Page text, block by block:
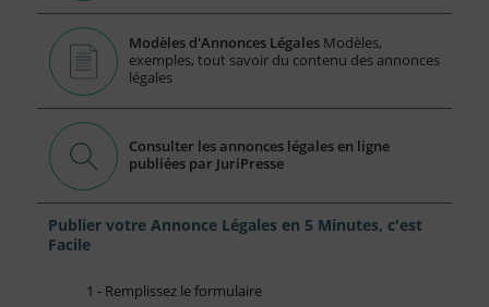
Modèles d'Annonces Légales Modèles,
exemples, tout savoir du contenu des annonces
légales
Consulter les annonces légales en ligne
publiées par JuriPresse
Publier votre Annonce Légales en 5 Minutes, c'est
Facile
1 - Remplissez le formulaire